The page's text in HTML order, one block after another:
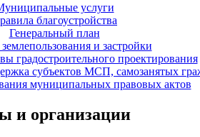
услуги
благоустройства
Генеральный план
и застройки
градостроительного проектирования
субъектов МСП, самозанятых
муниципальных правовых актов
и организации